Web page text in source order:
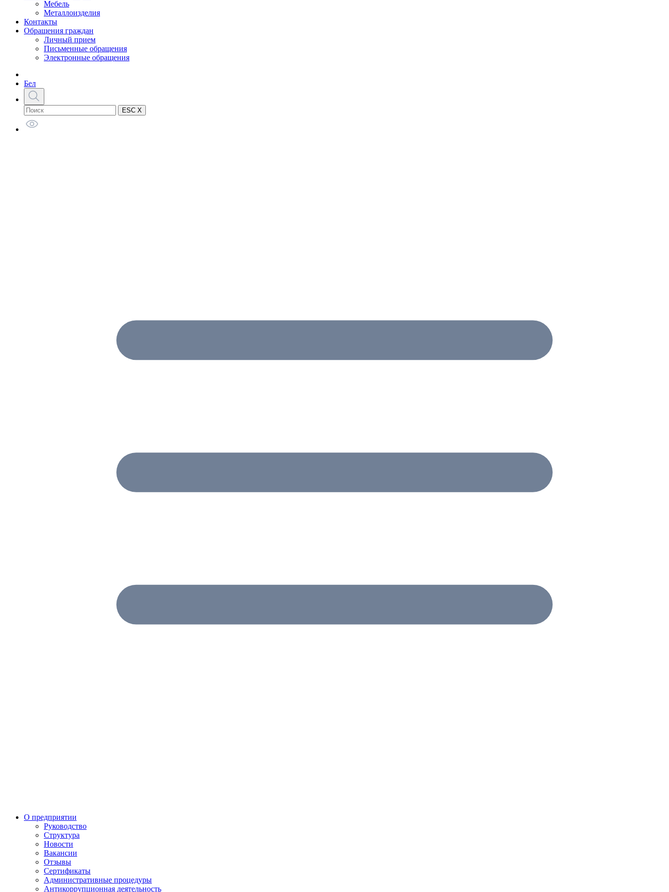
Мебель
Металлоизделия
Контакты
Обращения граждан
Личный прием
Письменные обращения
Электронные обращения
Бел
ESC X
О предприятии
Руководство
Структура
Новости
Вакансии
Отзывы
Сертификаты
Административные процедуры
Антикоррупционная деятельность